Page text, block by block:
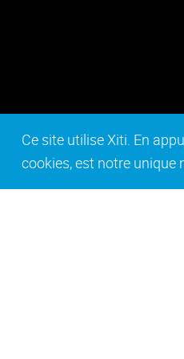
Ce site utilise Xiti. En
cookies, est notre unique